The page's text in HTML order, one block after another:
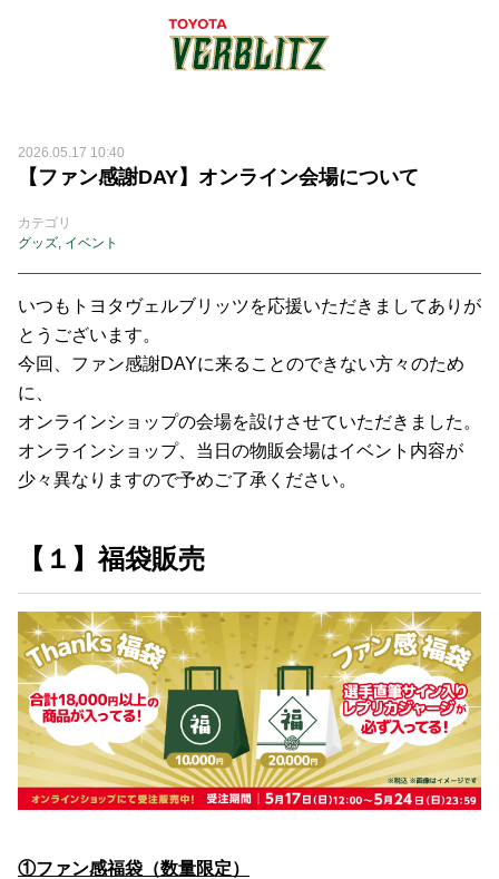
2026.05.17 10:40
【ファン感謝DAY】オンライン会場について
カテゴリ
グッズ, イベント
いつもトヨタヴェルブリッツを応援いただきましてありが
とうございます。
今回、ファン感謝DAYに来ることのできない方々のため
に、
オンラインショップの会場を設けさせていただきました。
オンラインショップ、当日の物販会場はイベント内容が
少々異なりますので予めご了承ください。
【１】福袋販売
①ファン感福袋（数量限定）